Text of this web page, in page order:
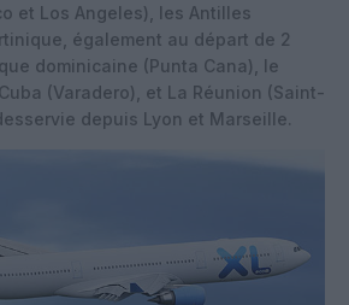
et Los Angeles), les Antilles
également au départ de 2
dominicaine (Punta Cana), le
(Varadero), et La Réunion (Saint-
depuis Lyon et Marseille.